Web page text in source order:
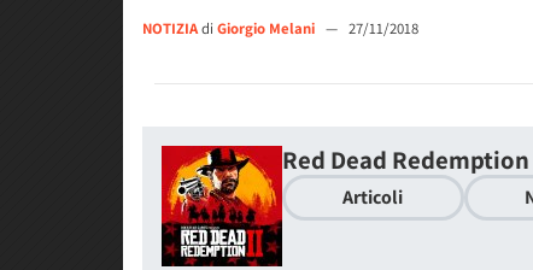
NOTIZIAdi Giorgio Melani — 27/11/2018
Red Dead Redemption
Articoli